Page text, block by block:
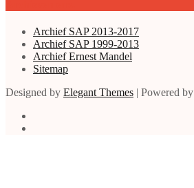
Archief SAP 2013-2017
Archief SAP 1999-2013
Archief Ernest Mandel
Sitemap
Designed by Elegant Themes | Powered by